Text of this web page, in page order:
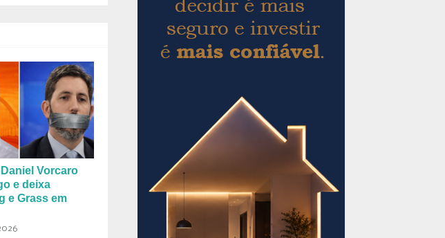
Vorcaro
e deixa
e Grass em